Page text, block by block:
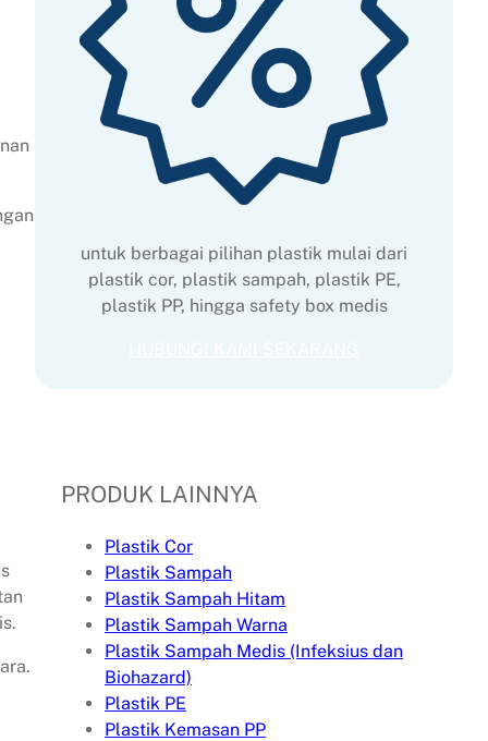
untuk berbagai pilihan plastik mulai dari
plastik cor, plastik sampah, plastik PE,
plastik PP, hingga safety box medis
PRODUK LAINNYA
Plastik Cor
Plastik Sampah
Plastik Sampah Hitam
Plastik Sampah Warna
Plastik Sampah Medis (Infeksius dan
Biohazard)
Plastik PE
Plastik Kemasan PP